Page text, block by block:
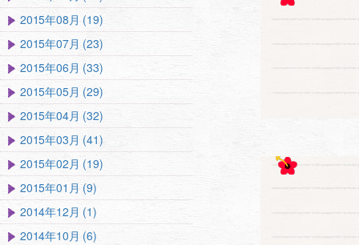
2015年08月 (19)
2015年07月 (23)
2015年06月 (33)
2015年05月 (29)
2015年04月 (32)
2015年03月 (41)
2015年02月 (19)
2015年01月 (9)
2014年12月 (1)
2014年10月 (6)